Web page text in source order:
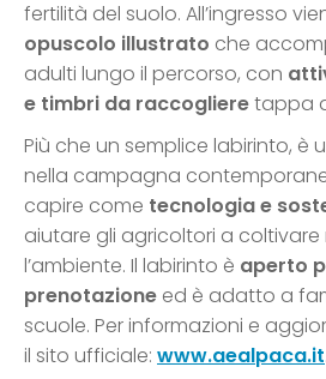
fertilità del suolo. All’ingresso
opuscolo illustrato che
adulti lungo il percorso, con
e timbri da raccoglieretappa
Più che un semplice labirinto, è
nella campagna
capire come tecnologia e
aiutare gli agricoltori a
l’ambiente. Il labirinto è aperto
prenotazione ed è adatto a
scuole. Per informazioni e
il sito ufficiale: www.aealpaca.it